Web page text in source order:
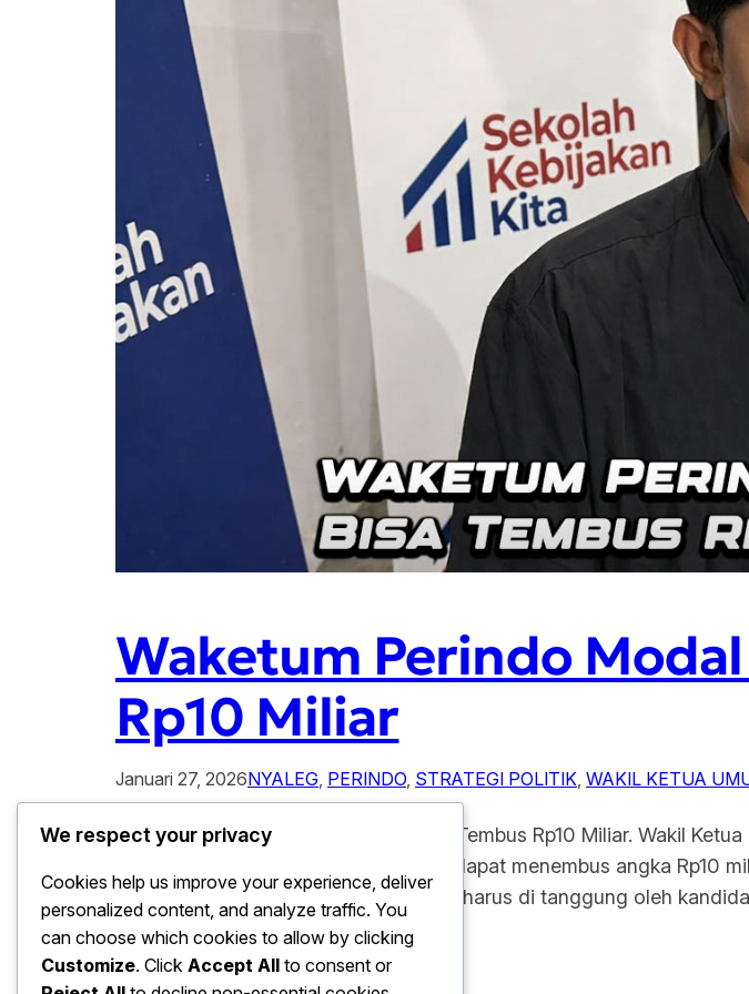
Waketum Perindo
Rp10 Miliar
Januari 27, 2026NYALEG, PERINDO, STRATEGI POLITIK, WAKIL KETUA
Waketum Perindo Modal Nyaleg Bisa Tembus Rp10 Miliar. Wakil
sebagai calon legislatif dalam pemilu dapat menembus angka Rp10
mengenai besarnya biaya politik yang harus di tanggung oleh
tingkat…
We respect your privacy
Cookies help us improve your experience, deliver
personalized content, and analyze traffic. You
can choose which cookies to allow by clicking
Customize. Click Accept All to consent or